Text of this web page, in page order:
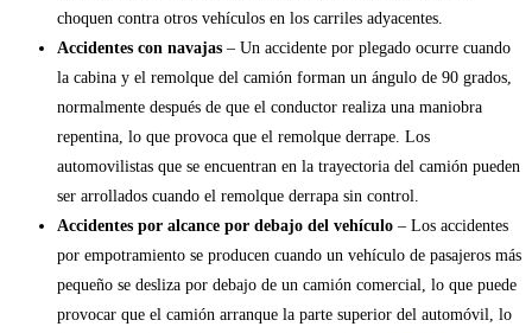
choquen contra otros vehículos en los carriles adyacentes.
Accidentes con navajas – Un accidente por plegado ocurre cuando
la cabina y el remolque del camión forman un ángulo de 90 grados,
normalmente después de que el conductor realiza una maniobra
repentina, lo que provoca que el remolque derrape. Los
automovilistas que se encuentran en la trayectoria del camión pueden
ser arrollados cuando el remolque derrapa sin control.
Accidentes por alcance por debajo del vehículo – Los accidentes
por empotramiento se producen cuando un vehículo de pasajeros más
pequeño se desliza por debajo de un camión comercial, lo que puede
provocar que el camión arranque la parte superior del automóvil, lo